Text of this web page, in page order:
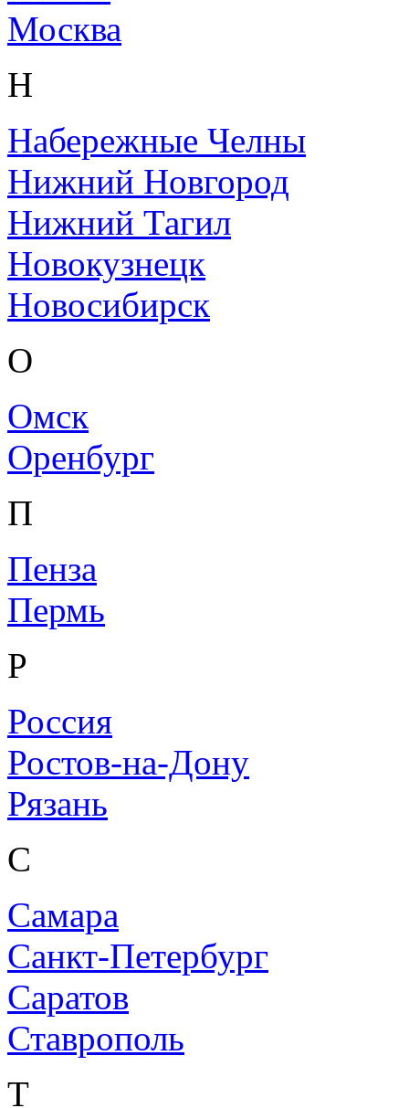
Москва
Н
Набережные Челны
Нижний Новгород
Нижний Тагил
Новокузнецк
Новосибирск
О
Омск
Оренбург
П
Пенза
Пермь
Р
Россия
Ростов-на-Дону
Рязань
С
Самара
Санкт-Петербург
Саратов
Ставрополь
Т